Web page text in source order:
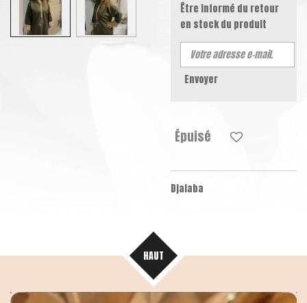
Être informé du retour
en stock du produit
Envoyer
Épuisé
Djalaba
HAUT